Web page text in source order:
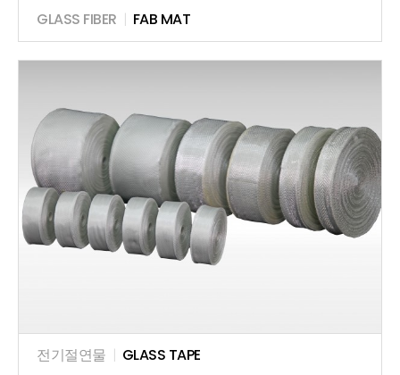
GLASS FIBER | FAB MAT
전기절연물 | GLASS TAPE